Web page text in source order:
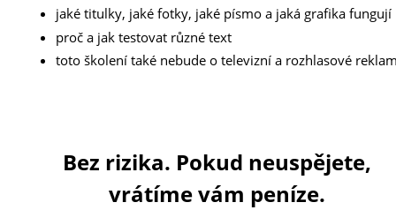
jaké titulky, jaké fotky, jaké písmo a jaká grafika fungují
proč a jak testovat různé text
toto školení také nebude o televizní a rozhlasové
Bez rizika. Pokud neuspějete,
vrátíme vám peníze.